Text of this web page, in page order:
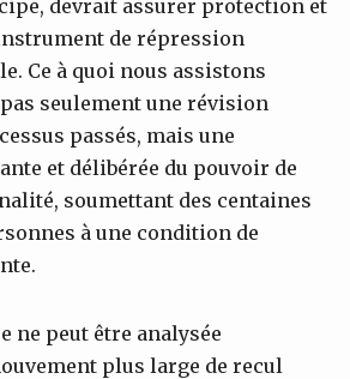
devrait assurer protection et
de répression
Ce à quoi nous assistons
pas seulement une révision
passés, mais une
et délibérée du pouvoir de
soumettant des centaines
à une condition de
ne peut être analysée
plus large de recul